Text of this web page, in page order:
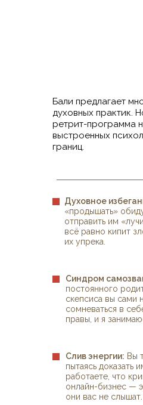
Бали предлагает
духовных практик.
ретрит-программа
выстроенных
границ.
Духовное
«продышать»
отправить им
всё равно кипит
их упрека.
Синдром
постоянного
скепсиса вы сами
сомневаться в
правы, и я
Слив энергии: Вы
пытаясь доказать
работаете, что
онлайн-бизнес —
они вас не слышат.